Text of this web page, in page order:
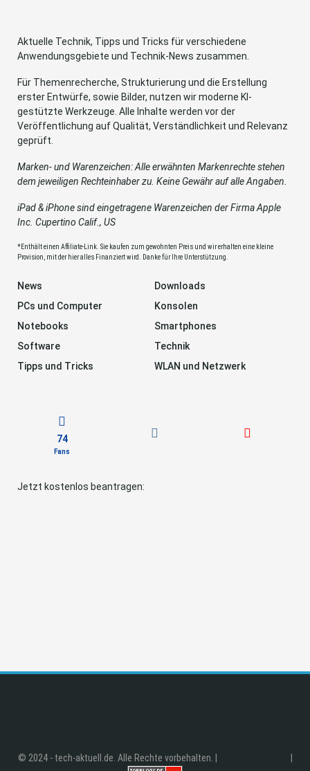
Aktuelle Technik, Tipps und Tricks für verschiedene
Anwendungsgebiete und Technik-News zusammen.
Für Themenrecherche, Strukturierung und die Erstellung
erster Entwürfe, sowie Bilder, nutzen wir moderne KI-
gestützte Werkzeuge. Alle Inhalte werden vor der
Veröffentlichung auf Qualität, Verständlichkeit und Relevanz
geprüft.
Marken- und Warenzeichen: Alle erwähnten Markenrechte stehen
dem jeweiligen Rechteinhaber zu. Keine Gewähr auf alle Angaben.
iPad & iPhone sind eingetragene Warenzeichen der Firma Apple
Inc. Cupertino Calif., US
*Enthält einen Affiliate-Link. Sie kaufen zum gewohnten Preis und wir erhalten eine kleine
Provision, mit der hier alles Finanziert wird. Danke für Ihre Unterstützung.
News
Downloads
PCs und Computer
Konsolen
Notebooks
Smartphones
Software
Technik
Tipps und Tricks
WLAN und Netzwerk
74
Fans
Jetzt kostenlos beantragen:
© 2024 - tech-aktuell.de. Alle Rechte vorbehalten. |